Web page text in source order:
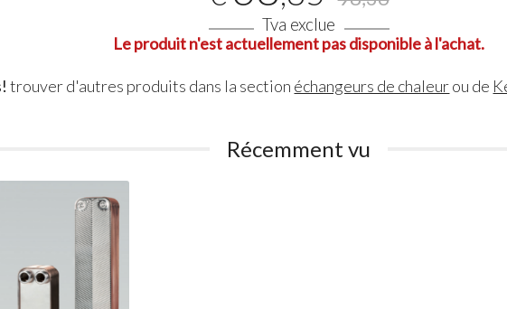
Tva exclue
Le produit n'est actuellement pas disponible à l'achat.
trouver d'autres produits dans la section échangeurs de chaleurou de
Récemment vu